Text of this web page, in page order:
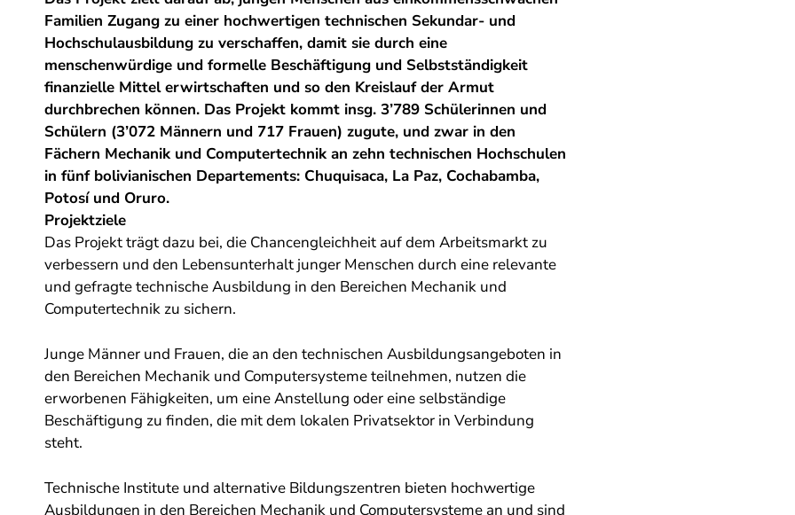
Familien Zugang zu einer hochwertigen technischen Sekundar- und
Hochschulausbildung zu verschaffen, damit sie durch eine
menschenwürdige und formelle Beschäftigung und Selbstständigkeit
finanzielle Mittel erwirtschaften und so den Kreislauf der Armut
durchbrechen können. Das Projekt kommt insg. 3’789 Schülerinnen und
Schülern (3’072 Männern und 717 Frauen) zugute, und zwar in den
Fächern Mechanik und Computertechnik an zehn technischen Hochschulen
in fünf bolivianischen Departements: Chuquisaca, La Paz, Cochabamba,
Potosí und Oruro.
Projektziele
Das Projekt trägt dazu bei, die Chancengleichheit auf dem Arbeitsmarkt zu
verbessern und den Lebensunterhalt junger Menschen durch eine relevante
und gefragte technische Ausbildung in den Bereichen Mechanik und
Computertechnik zu sichern.
Junge Männer und Frauen, die an den technischen Ausbildungsangeboten in
den Bereichen Mechanik und Computersysteme teilnehmen, nutzen die
erworbenen Fähigkeiten, um eine Anstellung oder eine selbständige
Beschäftigung zu finden, die mit dem lokalen Privatsektor in Verbindung
steht.
Technische Institute und alternative Bildungszentren bieten hochwertige
Ausbildungen in den Bereichen Mechanik und Computersysteme an und sind